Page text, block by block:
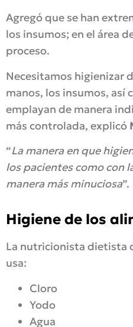
Agregó que se han
los insumos; en el área
proceso.
Necesitamos higienizar
manos, los insumos, así
emplayan de manera
más controlada, explicó
“La manera en que
los pacientes como con
manera más minuciosa”.
Higiene de los
La nutricionista dietista
usa:
Cloro
Yodo
Agua